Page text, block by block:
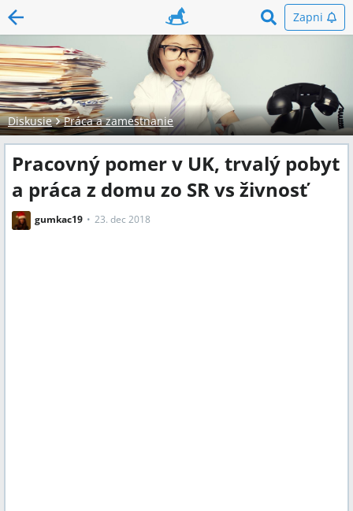
Zapni
Diskusie Práca a zamestnanie
Pracovný pomer v UK, trvalý pobyt
a práca z domu zo SR vs živnosť
gumkac19 23. dec 2018